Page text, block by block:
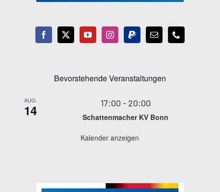
Bevorstehende Veranstaltungen
AUG.
14 17:00 - 20:00
Schattenmacher KV Bonn
Kalender anzeigen